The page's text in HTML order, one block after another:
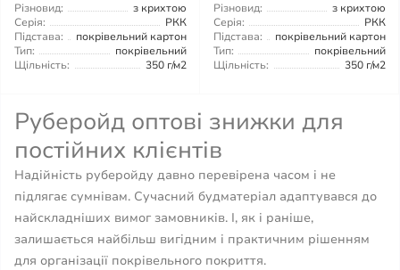
Різновид:
з крихтою
Серія:
РКК
Підстава:
покрівельний картон
Тип:
покрівельний
Щільність:
350 г/м2
Різновид:
з крихтою
Серія:
РКК
Підстава:
покрівельний картон
Тип:
покрівельний
Щільність:
350 г/м2
Руберойд оптові знижки для
постійних клієнтів
Надійність руберойду давно перевірена часом і не
підлягає сумнівам. Сучасний будматеріал адаптувався до
найскладніших вимог замовників. І, як і раніше,
залишається найбільш вигідним і практичним рішенням
для організації покрівельного покриття.